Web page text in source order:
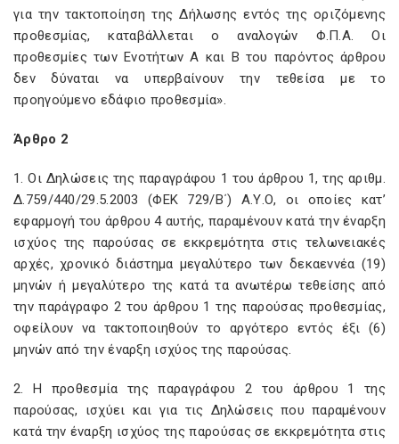
για την τακτοποίηση της Δήλωσης εντός της οριζόμενης
προθεσμίας, καταβάλλεται ο αναλογών Φ.Π.Α. Οι
προθεσμίες των Ενοτήτων Α και Β του παρόντος άρθρου
δεν δύναται να υπερβαίνουν την τεθείσα με το
προηγούμενο εδάφιο προθεσμία».
Άρθρο 2
1. Οι Δηλώσεις της παραγράφου 1 του άρθρου 1, της αριθμ.
Δ.759/440/29.5.2003 (ΦΕΚ 729/Β΄) Α.Υ.Ο, οι οποίες κατ’
εφαρμογή του άρθρου 4 αυτής, παραμένουν κατά την έναρξη
ισχύος της παρούσας σε εκκρεμότητα στις τελωνειακές
αρχές, χρονικό διάστημα μεγαλύτερο των δεκαεννέα (19)
μηνών ή μεγαλύτερο της κατά τα ανωτέρω τεθείσης από
την παράγραφο 2 του άρθρου 1 της παρούσας προθεσμίας,
οφείλουν να τακτοποιηθούν το αργότερο εντός έξι (6)
μηνών από την έναρξη ισχύος της παρούσας.
2. Η προθεσμία της παραγράφου 2 του άρθρου 1 της
παρούσας, ισχύει και για τις Δηλώσεις που παραμένουν
κατά την έναρξη ισχύος της παρούσας σε εκκρεμότητα στις